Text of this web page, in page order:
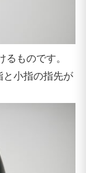
ものです。
と小指の指先が